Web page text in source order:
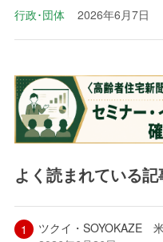
行政･団体 2026年6月7日
よく読まれている記
ツクイ・SOYOKAZE